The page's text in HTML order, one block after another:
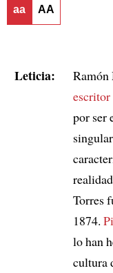
aa AA
Leticia:
escritor
por ser
Torres
1874.
lo han
cultura